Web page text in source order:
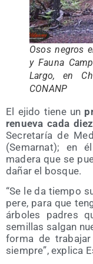
Osos negros
y Fau­na
Lar­go, en
CONANP
El eji­do tie­ne un
renue­va cada
Secre­ta­ría de
(Semar­nat); en
made­ra que se
dañar el bosque.
“Se le da tiem­po
pe­re, para que
árbo­les padres
semi­llas sal­gan
for­ma de
siem­pre”, expli­ca